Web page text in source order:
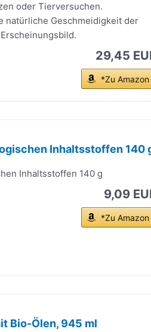
oder Tierversuchen.
natürliche Geschmeidigkeit der
29,45
*Zu Amazon
Inhaltsstoffen 140
Inhaltsstoffen 140 g
9,09
*Zu Amazon
Bio-Ölen, 945 ml